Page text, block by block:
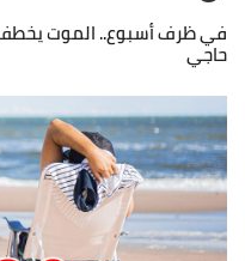
في ظرف أسبوع.. الموت يخطف
حاجي